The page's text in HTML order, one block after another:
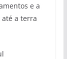
e a
a terra